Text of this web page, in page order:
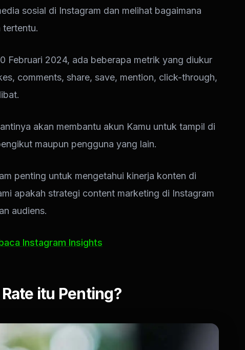
sosial di Instagram dan melihat bagaimana
tertentu.
Februari 2024, ada beberapa metrik yang diukur
comments, share, save, mention, click-through,
akan membantu akun Kamu untuk tampil di
maupun pengguna yang lain.
penting untuk mengetahui kinerja konten di
apakah strategi content marketing di Instagram
audiens.
Instagram Insights
itu Penting?